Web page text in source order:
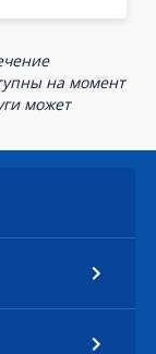
на момент
может